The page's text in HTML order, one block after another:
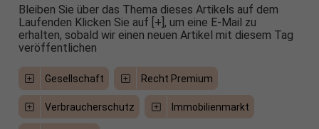
Bleiben Sie über das Thema dieses Artikels auf dem
Laufenden Klicken Sie auf [+], um eine E-Mail zu
erhalten, sobald wir einen neuen Artikel mit diesem Tag
veröffentlichen
Gesellschaft Recht Premium
Verbraucherschutz Immobilienmarkt